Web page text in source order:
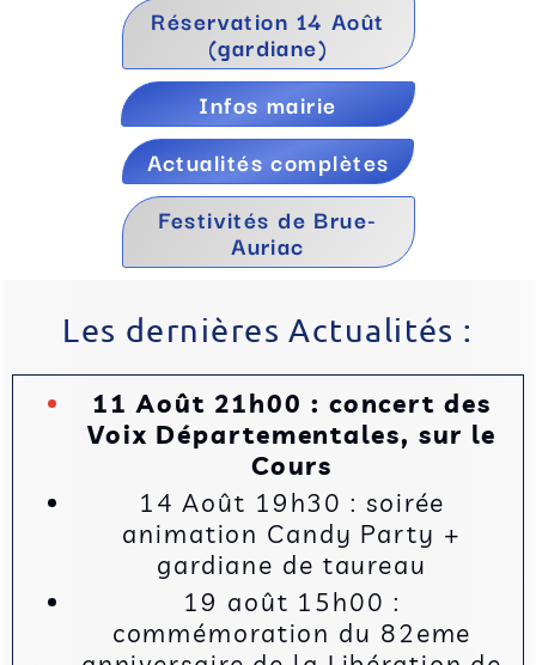
Réservation 14 Août
(gardiane)
Infos mairie
Actualités complètes
Festivités de Brue-
Auriac
Les dernières Actualités :
11 Août 21h00 : concert des
Voix Départementales, sur le
Cours
14 Août 19h30 : soirée
animation Candy Party +
gardiane de taureau
19 août 15h00 :
commémoration du 82eme